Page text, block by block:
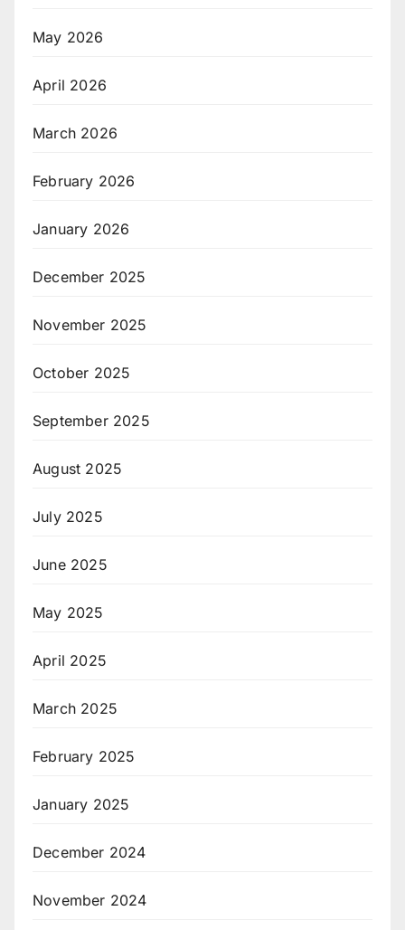
May 2026
April 2026
March 2026
February 2026
January 2026
December 2025
November 2025
October 2025
September 2025
August 2025
July 2025
June 2025
May 2025
April 2025
March 2025
February 2025
January 2025
December 2024
November 2024